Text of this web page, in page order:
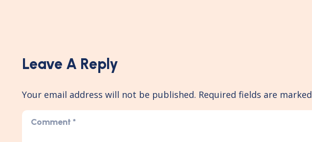
Leave A Reply
Your email address will not be published. Required fields are marked